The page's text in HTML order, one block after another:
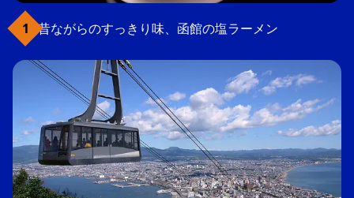
昔ながらのすっきり味、函館の塩ラーメン